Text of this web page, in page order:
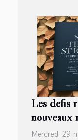
Les défis
nouveaux
Mercredi 29